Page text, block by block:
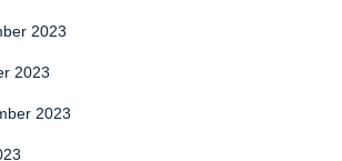
2023
2023
2023